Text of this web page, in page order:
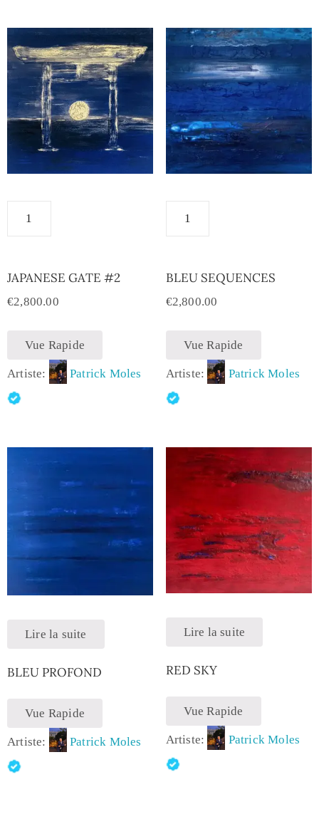
JAPANESE GATE #2
€2,800.00
Vue Rapide
Artiste: Patrick Moles
BLEU SEQUENCES
€2,800.00
Vue Rapide
Artiste: Patrick Moles
Lire la suite
BLEU PROFOND
Vue Rapide
Artiste: Patrick Moles
Lire la suite
RED SKY
Vue Rapide
Artiste: Patrick Moles